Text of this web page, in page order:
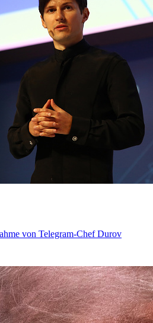
von Telegram-Chef Durov